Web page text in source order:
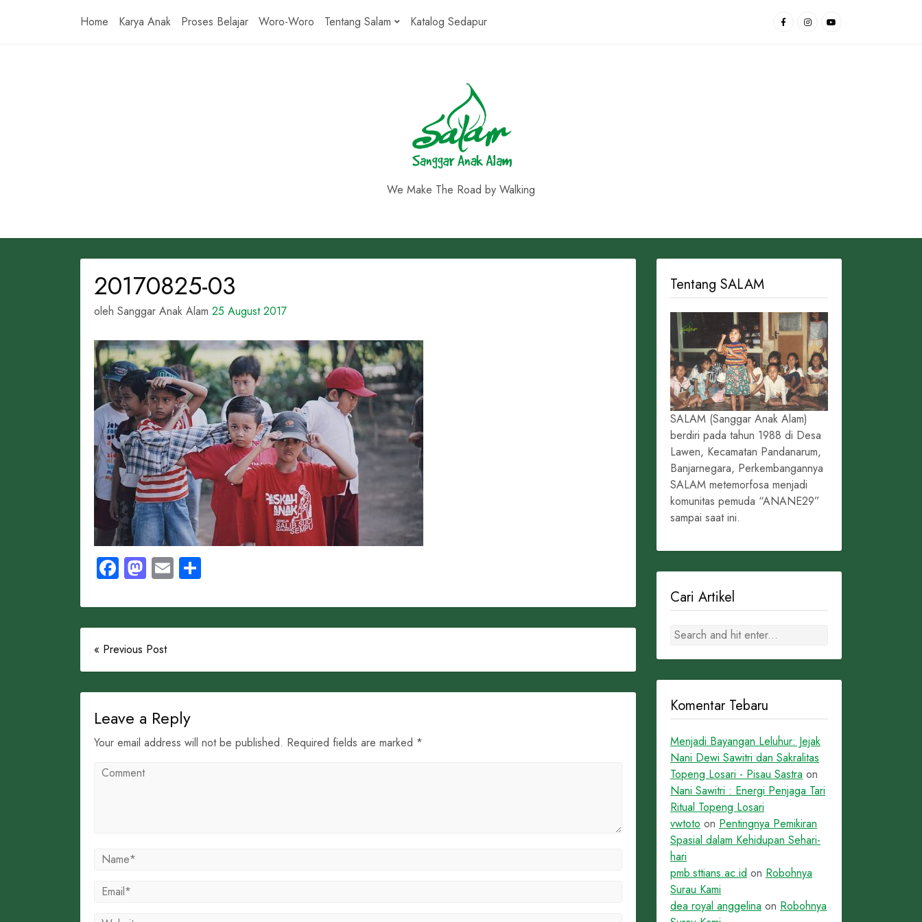
Home Karya Anak Proses Belajar Woro-Woro Tentang Salam Katalog Sedapur
We Make The Road by Walking
20170825-03
oleh Sanggar Anak Alam 25 August 2017
Facebook
Mastodon
Email
« Previous Post
Leave a Reply
Your email address will not be published. Required fields are marked *
Tentang SALAM
SALAM (Sanggar Anak Alam)
berdiri pada tahun 1988 di Desa
Lawen, Kecamatan Pandanarum,
Banjarnegara, Perkembangannya
SALAM metemorfosa menjadi
komunitas pemuda “ANANE29”
sampai saat ini.
Cari Artikel
Komentar Tebaru
Menjadi Bayangan Leluhur: Jejak
Nani Dewi Sawitri dan Sakralitas
Topeng Losari - Pisau Sastra on
Nani Sawitri : Energi Penjaga Tari
Ritual Topeng Losari
vwtoto on Pentingnya Pemikiran
Spasial dalam Kehidupan Sehari-
hari
pmb.sttians.ac.id on Robohnya
Surau Kami
dea royal anggelina on Robohnya